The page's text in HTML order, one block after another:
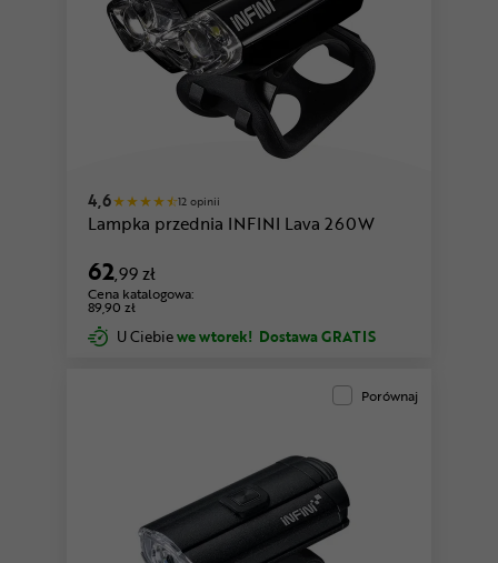
4,6 12 opinii
Lampka przednia INFINI Lava 260W
62,99 zł
Cena katalogowa:
89,90 zł
U Ciebiewe wtorek! Dostawa GRATIS
Porównaj